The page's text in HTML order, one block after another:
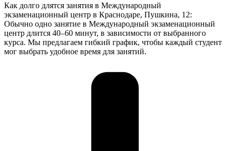
Как долго длятся занятия в Международный
экзаменационный центр в Краснодаре, Пушкина, 12:
Обычно одно занятие в Международный экзаменационный
центр длится 40–60 минут, в зависимости от выбранного
курса. Мы предлагаем гибкий график, чтобы каждый студент
мог выбрать удобное время для занятий.